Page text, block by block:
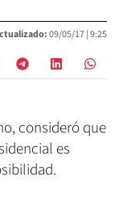
09/05/17 |9:25
consideró que
es